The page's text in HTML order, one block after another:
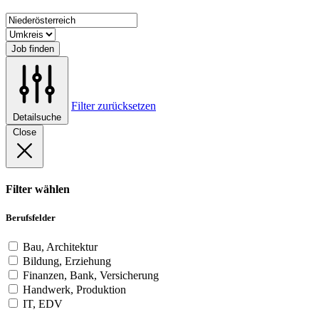
Job finden
Detailsuche
Filter zurücksetzen
Close
Filter wählen
Berufsfelder
Bau, Architektur
Bildung, Erziehung
Finanzen, Bank, Versicherung
Handwerk, Produktion
IT, EDV